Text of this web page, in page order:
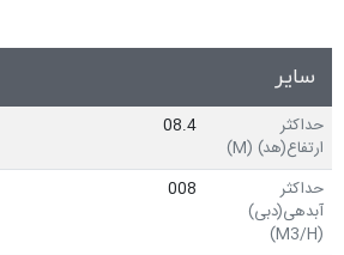
سایر
حداکثر
ارتفاع(هد) (M)
08.4
حداکثر
آبدهی(دبی)
(M3/H)
008